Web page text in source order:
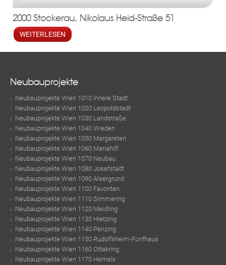
2000 Stockerau, Nikolaus Heid-Straße 51
WEITERLESEN
Neubauprojekte
Neubauprojekte Wien 1010 Innere Stadt
Neubauprojekte Wien 1020 Leopoldstadt
Neubauprojekte Wien 1030 Landstraße
Neubauprojekte Wien 1040 Wieden
Neubauprojekte Wien 1050 Margareten
Neubauprojekte Wien 1060 Mariahilf
Neubauprojekte Wien 1070 Neubau
Neubauprojekte Wien 1080 Josefstadt
Neubauprojekte Wien 1090 Alsergrund
Neubauprojekte Wien 1100 Favoriten
Neubauprojekte Wien 1110 Simmering
Neubauprojekte Wien 1120 Meidling
Neubauprojekte Wien 1130 Hietzing
Neubauprojekte Wien 1140 Penzing
Neubauprojekte Wien 1150 Rudolfsheim-Fünfhaus
Neubauprojekte Wien 1160 Ottakring
Neubauprojekte Wien 1170 Hernals